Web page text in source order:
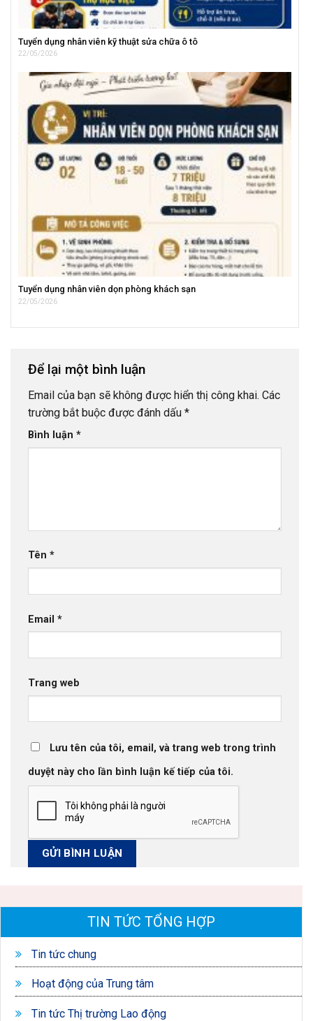
Tuyển dụng nhân viên kỹ thuật sửa chữa ô tô
22/05/2026
Tuyển dụng nhân viên dọn phòng khách sạn
22/05/2026
Để lại một bình luận
Email của bạn sẽ không được hiển thị công khai. Các
trường bắt buộc được đánh dấu *
Bình luận *
Tên *
Email *
Trang web
Lưu tên của tôi, email, và trang web trong trình
duyệt này cho lần bình luận kế tiếp của tôi.
TIN TỨC TỔNG HỢP
Tin tức chung
Hoạt động của Trung tâm
Tin tức Thị trường Lao động